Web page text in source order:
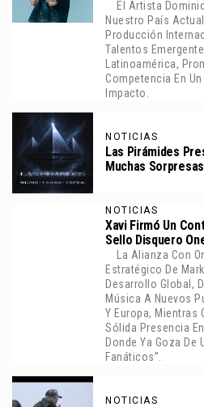
El Artista
Nuestro País
Producción
Talentos
Latinoamérica,
Competencia En
Impacto.
NOTICIAS
Las Pirámides
Muchas Sorpresas
NOTICIAS
Xavi Firmó Un
Sello Disquero
La Alianza Con
Estratégico De
Desarrollo Global,
Música A Nuevos
Y Europa, Mientras
Sólida Presencia
Donde Ya Goza De
Fanáticos”.
NOTICIAS